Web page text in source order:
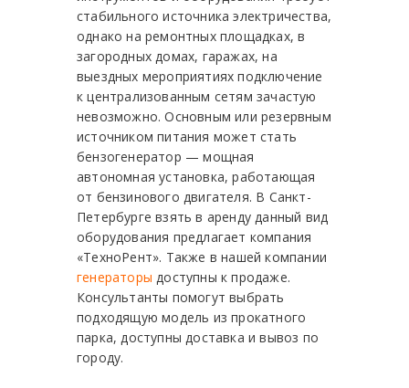
стабильного источника электричества,
однако на ремонтных площадках, в
загородных домах, гаражах, на
выездных мероприятиях подключение
к централизованным сетям зачастую
невозможно. Основным или резервным
источником питания может стать
бензогенератор — мощная
автономная установка, работающая
от бензинового двигателя. В Санкт-
Петербурге взять в аренду данный вид
оборудования предлагает компания
«ТехноРент». Также в нашей компании
генераторы доступны к продаже.
Консультанты помогут выбрать
подходящую модель из прокатного
парка, доступны доставка и вывоз по
городу.